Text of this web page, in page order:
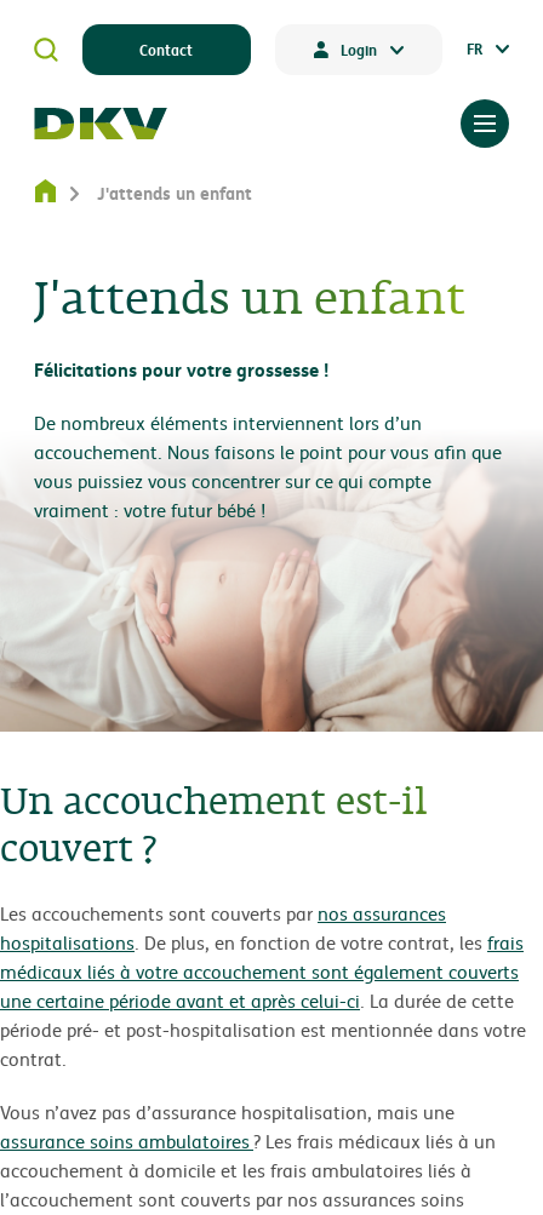
Contact Login FR
J'attends un enfant
Félicitations pour votre grossesse !
De nombreux éléments interviennent lors d’un
accouchement. Nous faisons le point pour vous afin que
vous puissiez vous concentrer sur ce qui compte
vraiment : votre futur bébé !
J'attends un enfant
Un accouchement est-il
couvert ?
Les accouchements sont couverts par nos assurances
hospitalisations. De plus, en fonction de votre contrat, lesfrais
médicaux liés à votre accouchement sont également couverts
une certaine période avant et après celui-ci. La durée de cette
période pré- et post-hospitalisation est mentionnée dans votre
contrat.
Vous n’avez pas d’assurance hospitalisation, mais une
assurance soins ambulatoires? Les frais médicaux liés à un
accouchement à domicile et les frais ambulatoires liés à
l’accouchement sont couverts par nos assurances soins